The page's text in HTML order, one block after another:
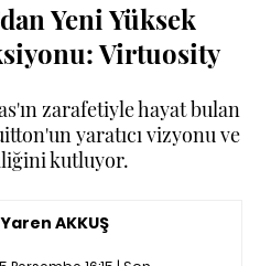
Yeni Yüksek
Virtuosity
zarafetiyle hayat bulan
yaratıcı vizyonu ve
kutluyor.
AKKUŞ